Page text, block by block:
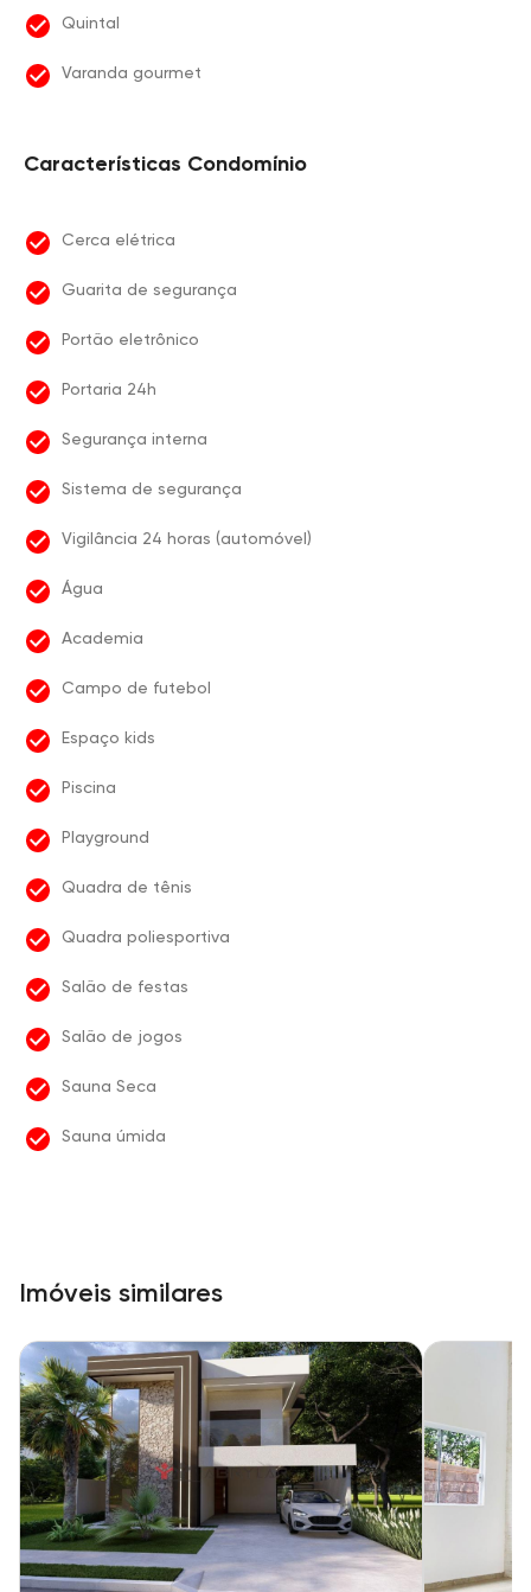
Quintal
Varanda gourmet
Características Condomínio
Cerca elétrica
Guarita de segurança
Portão eletrônico
Portaria 24h
Segurança interna
Sistema de segurança
Vigilância 24 horas (automóvel)
Água
Academia
Campo de futebol
Espaço kids
Piscina
Playground
Quadra de tênis
Quadra poliesportiva
Salão de festas
Salão de jogos
Sauna Seca
Sauna úmida
Imóveis similares